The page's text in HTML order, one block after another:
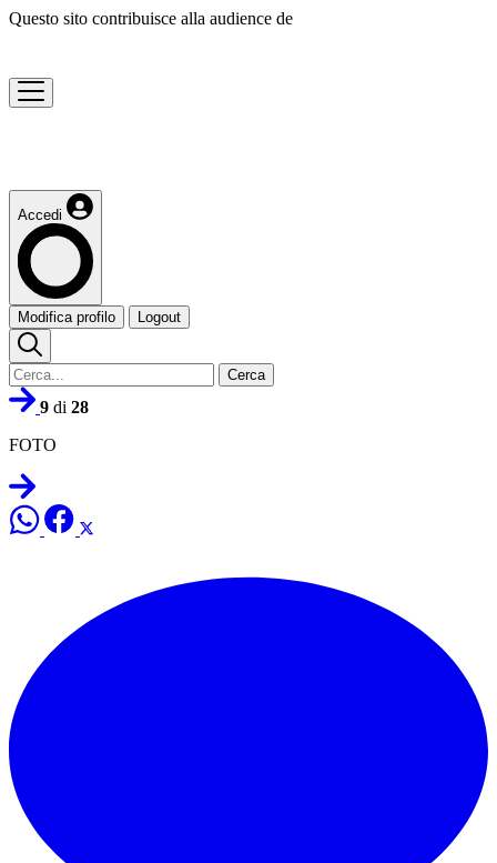
Questo sito contribuisce alla audience de
Accedi
Modifica profilo Logout
Cerca
9 di 28
FOTO